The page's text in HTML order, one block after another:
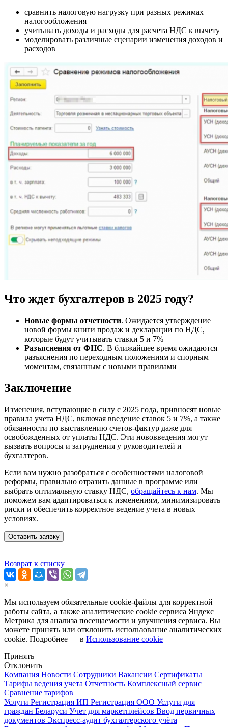
сравнить налоговую нагрузку при разных режимах
налогообложения
учитывать доходы и расходы для расчета НДС к вычету
моделировать различные сценарии изменения доходов и
расходов
Что ждет бухгалтеров в 2025 году?
Новые формы отчетности. Ожидается утверждение
новой формы книги продаж и декларации по НДС,
которые будут учитывать ставки 5 и 7%
Разъяснения от ФНС. В ближайшее время ожидаются
разъяснения по переходным положениям и спорным
моментам, связанным с новыми правилами
Заключение
Изменения, вступающие в силу с 2025 года, привносят новые
правила учета НДС, включая введение ставок 5 и 7%, а также
обязанности по выставлению счетов-фактур даже для
освобожденных от уплаты НДС. Эти нововведения могут
вызвать вопросы и затруднения у руководителей и
бухгалтеров.
Если вам нужно разобраться с особенностями налоговой
реформы, правильно отразить данные в программе или
выбрать оптимальную ставку НДС, обращайтесь к нам. Мы
поможем вам адаптироваться к изменениям, минимизировать
риски и обеспечить корректное ведение учета в новых
условиях.
Оставить заявку
Возврат к списку
×
Мы используем обязательные cookie-файлы для корректной
работы сайта, а также аналитические cookie сервиса Яндекс
Метрика для анализа посещаемости и улучшения сервиса. Вы
можете принять или отклонить использование аналитических
cookie. Подробнее — в Использование cookie
Принять
Отклонить
Компания Новости Сотрудники Вакансии Сертификаты
Тарифы ведения учета Отчетность Комплексный сервис
Сравнение тарифов
Услуги Регистрация ИП Регистрация ООО Услуги для
граждан Беларуси Учет для маркетплейсов Ввод первичных
документов Экспресс-аудит бухгалтерского учёта